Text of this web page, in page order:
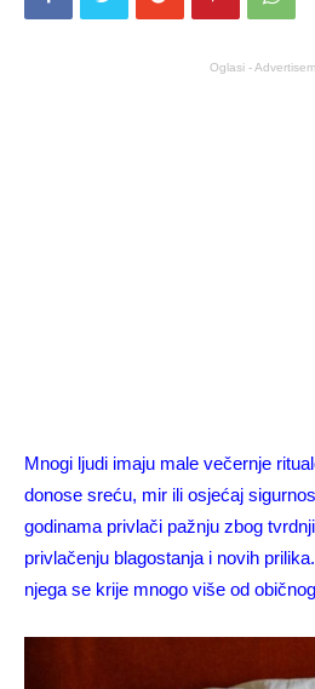
Oglasi -
Mnogi ljudi imaju male večernje
donose sreću, mir ili osjećaj
godinama privlači pažnju zbog
privlačenju blagostanja i novih
njega se krije mnogo više od